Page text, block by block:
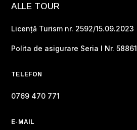
ALLE TOUR
Licență Turism nr. 2592/15.09.2023
Polita de asigurare Seria I Nr. 58861
TELEFON
0769 470 771
E-MAIL